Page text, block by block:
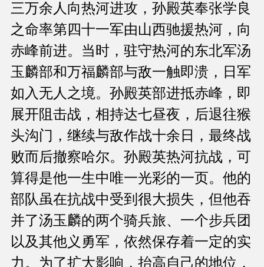
三万余人向热河进攻，孙殿英奉张学良
之命率第四十一军由山西驰援热河，向
赤峰前进。当时，驻守热河的东北军汤
玉麟部和万福麟部与敌一触即溃，日军
如入无人之境。孙殿英部进抵赤峰，即
展开阻击战，相持达七昼夜，后退往猴
头沟门，继续与敌作战十余日，最终战
败而后撤察哈尔。孙殿英热河抗战，可
算得是他一生中唯一光彩的一页。他的
部队虽在抗战中受到很大损失，但他吞
并了汤玉麟的两个骑兵旅、一个步兵团
以及其他义勇军，依然保存着一定的实
力。为了扩大影响，抬高自己的地位，